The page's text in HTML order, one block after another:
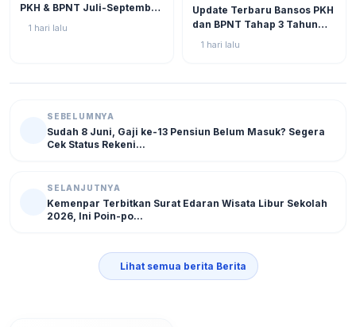
PKH & BPNT Juli-September
1 hari lalu
Update Terbaru Bansos PKH
dan BPNT Tahap 3 Tahun
2026: Progres di Akhir Juli
1 hari lalu
SEBELUMNYA
Sudah 8 Juni, Gaji ke-13 Pensiun Belum Masuk? Segera
Cek Status Rekeni...
SELANJUTNYA
Kemenpar Terbitkan Surat Edaran Wisata Libur Sekolah
2026, Ini Poin-po...
Lihat semua berita Berita